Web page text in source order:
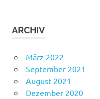
ARCHIV
März 2022
September 2021
August 2021
Dezember 2020